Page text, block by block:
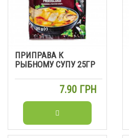
ПРИПРАВА К
РЫБНОМУ СУПУ 25ГР
7.90 ГРН